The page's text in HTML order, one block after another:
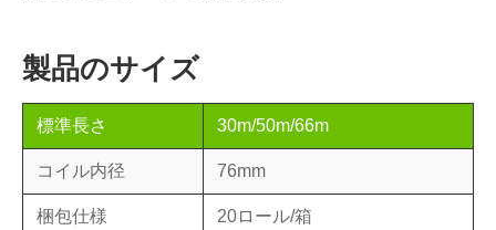
製品のサイズ
標準長さ 30m/50m/66m
コイル内径 76mm
梱包仕様 20ロール/箱